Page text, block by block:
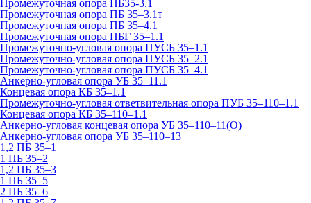
Промежуточная опора ПБ35-3.1
Промежуточная опора ПБ 35–3.1т
Промежуточная опора ПБ 35–4.1
Промежуточная опора ПБГ 35–1.1
Промежуточно-угловая опора ПУСБ 35–1.1
Промежуточно-угловая опора ПУСБ 35–2.1
Промежуточно-угловая опора ПУСБ 35–4.1
Анкерно-угловая опора УБ 35–11.1
Концевая опора КБ 35–1.1
Промежуточно-угловая ответвительная опора ПУБ 35–110–1.1
Концевая опора КБ 35–110–1.1
Анкерно-угловая концевая опора УБ 35–110–11(О)
Анкерно-угловая опора УБ 35–110–13
1,2 ПБ 35–1
1 ПБ 35–2
1,2 ПБ 35–3
1 ПБ 35–5
2 ПБ 35–6